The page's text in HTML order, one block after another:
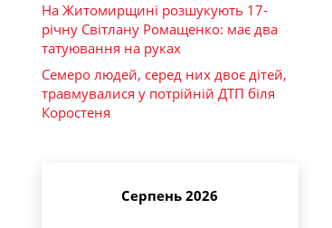
На Житомирщині розшукують 17-
річну Світлану Ромащенко: має два
татуювання на руках
Семеро людей, серед них двоє дітей,
травмувалися у потрійній ДТП біля
Коростеня
Серпень 2026